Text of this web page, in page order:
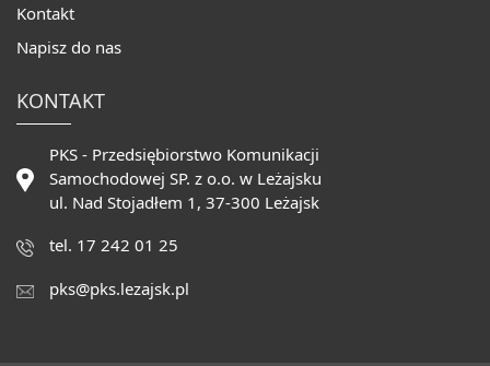
Kontakt
Napisz do nas
KONTAKT
PKS - Przedsiębiorstwo Komunikacji
Samochodowej SP. z o.o. w Leżajsku
ul. Nad Stojadłem 1, 37-300 Leżajsk
tel. 17 242 01 25
pks@pks.lezajsk.pl